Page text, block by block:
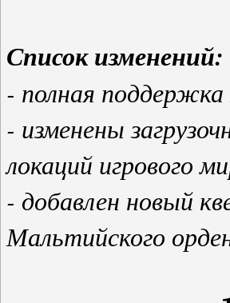
Список изменений:
- полная
- изменены
локаций игрового
- добавлен новый
Мальтийского